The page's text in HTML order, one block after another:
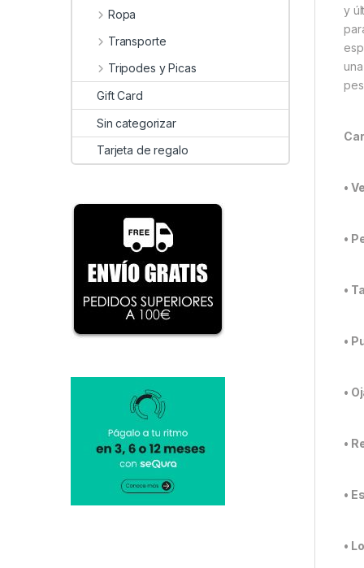
y
•
•
•
•
•
•
•
•
Ropa
Transporte
Tripodes y Picas
Gift Card
Sin categorizar
Tarjeta de regalo